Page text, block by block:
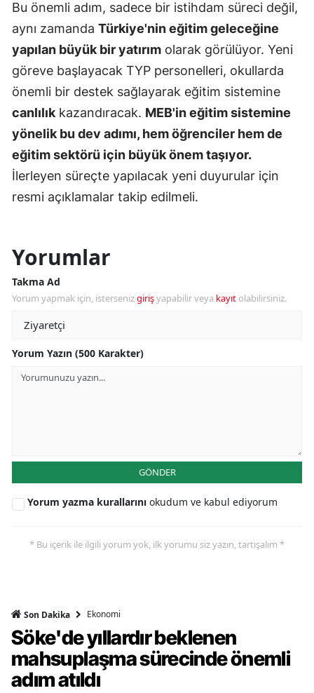
Bu önemli adım, sadece bir istihdam süreci değil,
aynı zamanda Türkiye'nin eğitim geleceğine
yapılan büyük bir yatırım olarak görülüyor. Yeni
göreve başlayacak TYP personelleri, okullarda
önemli bir destek sağlayarak eğitim sistemine
canlılık kazandıracak. MEB'in eğitim sistemine
yönelik bu dev adımı, hem öğrenciler hem de
eğitim sektörü için büyük önem taşıyor.
İlerleyen süreçte yapılacak yeni duyurular için
resmi açıklamalar takip edilmeli.
Yorumlar
Takma Ad
Yorum yapmak için, istersenizgirişyapabilir veya kayıt olabilirsiniz.
Yorum Yazın (500 Karakter)
GÖNDER
Yorum yazma kurallarını okudum ve kabul ediyorum
* Bu içerik ile ilgili yorum yok, ilk yorumu siz yazın, tartışalım *
Son Dakika Ekonomi
Söke'de yıllardır beklenen
mahsuplaşma sürecinde önemli
adım atıldı